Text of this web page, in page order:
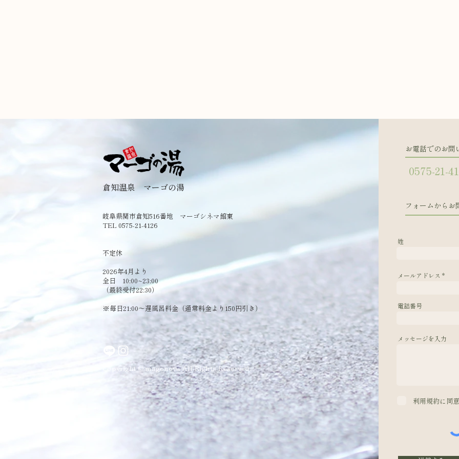
倉知温泉 マーゴの湯
岐阜県関市倉知516番地 マーゴシネマ館東
TEL 0575-21-4126
​不定休
2026年4月より
全日 10:00~23:00
（最終受付22:30）
​※毎日21:00～遅風呂料金（通常料金より150円引き）
Copyright © magonoyu All Rights Reserved.
お電話でのお問
0575-21-
フォームからお
姓
メールアドレス
電話番号
メッセージを入力
利用規約に同